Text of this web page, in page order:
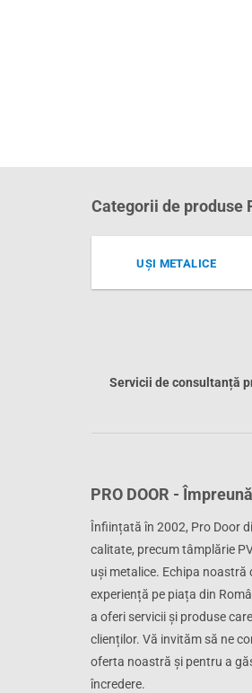
Categorii de produse
UȘI METALICE
Servicii de consultanță
PRO DOOR -
Înființată în 2002, Pro Door
calitate, precum tâmplărie
uși metalice. Echipa noastră
experiență pe piața din
a oferi servicii și produse
clienților. Vă invităm să ne
oferta noastră și pentru a
încredere.